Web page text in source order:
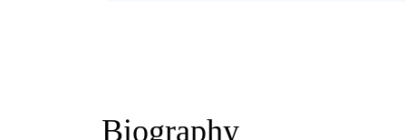
Biography​